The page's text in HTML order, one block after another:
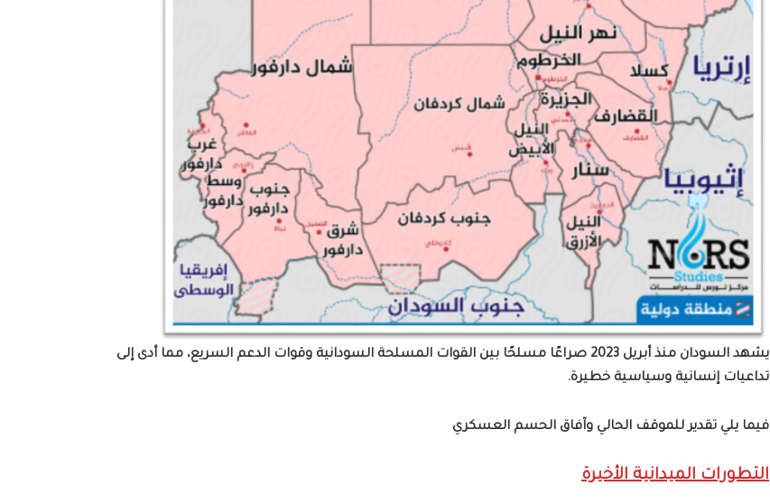
يشهد السودان منذ أبريل 2023 صراعًا مسلحًا بين القوات المسلحة السودانية وقوات الدعم السريع، مما أدى إلى
تداعيات إنسانية وسياسية خطيرة.
فيما يلي تقدير للموقف الحالي وآفاق الحسم العسكري
التطورات الميدانية الأخيرة